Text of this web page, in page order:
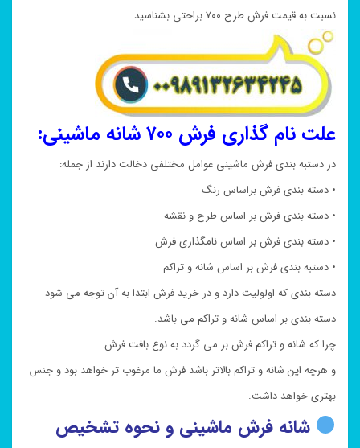
نسبت به قیمت فرش طرح ۷۰۰ براحتی بشناسید.
علت نام گذاری فرش ۷۰۰ شانه ماشینی:
در دستبه بندی فرش ماشینی عوامل مختلفی دخالت دارند از جمله:
• دسته بندی فرش براساس رنگ
• دسته بندی فرش بر اساس طرح و نقشه
• دسته بندی فرش بر اساس نامگذاری فرش
• دستبه بندی فرش بر اساس شانه و تراکم
دسته بندی که اولولیت دارد و در خرید فرش ابتدا به آن توجه می شود
دسته بندی بر اساس شانه و تراکم می باشد.
چرا که شانه و تراکم فرش بر می گردد به نوع بافت فرش
و هرچه این شانه و تراکم بالاتر باشد فرش ما مرغوب تر خواهد بود و جنس
بهتری خواهد داشت.
شانه فرش ماشینی و نحوه تشخیص